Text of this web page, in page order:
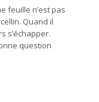
feuille n’est pas
Quand il
s’échapper.
question